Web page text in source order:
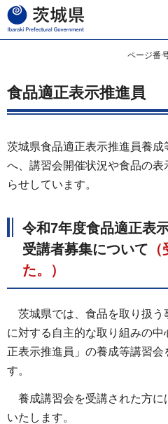
茨城県
ページ番
食品適正表示推進員
茨城県食品適正表示推進員養
へ、講習会開催状況や食品の
らせしています。
令和7年度食品適正表
受講者募集について
た。）
茨城県では、食品を取り扱う
に対する自主的な取り組みの
正表示推進員」の養成等講習会
す。
養成講習会を受講された方に
いたします。